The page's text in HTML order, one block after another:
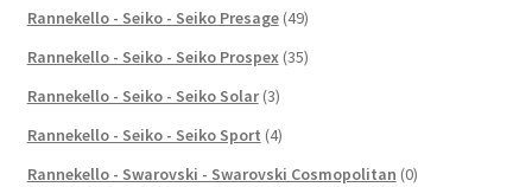
Rannekello - Seiko - Seiko Presage (49)
Rannekello - Seiko - Seiko Prospex (35)
Rannekello - Seiko - Seiko Solar (3)
Rannekello - Seiko - Seiko Sport (4)
Rannekello - Swarovski - Swarovski Cosmopolitan (0)